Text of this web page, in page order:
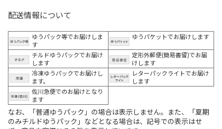
配送情報について
ゆうパック等でお届けしま
す
ゆうパケットでお届けします
チルドゆうパックでお届け
します
定形外郵便(簡易書留)でお届
けします
冷凍ゆうパックでお届けし
ます。
レターパックライトでお届け
します
佐川急便でのお届けとなり
ます
なお、「普通ゆうパック」の場合は表示しません。また、「夏期
のみチルドゆうパック」などとなる場合は、記号での表示はせ